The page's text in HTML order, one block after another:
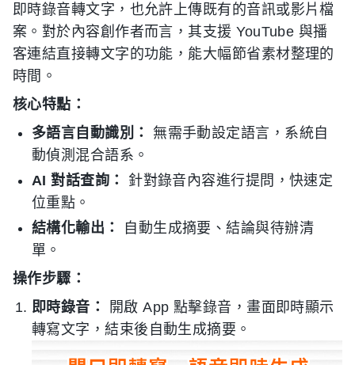
即時錄音轉文字，也允許上傳既有的音訊或影片檔
案。對於內容創作者而言，其支援 YouTube 與播
客連結直接轉文字的功能，能大幅節省素材整理的
時間。
核心特點：
多語言自動識別：
無需手動設定語言，系統自
動偵測混合語系。
AI 對話查詢：
針對錄音內容進行提問，快速定
位重點。
結構化輸出：
自動生成摘要、結論與待辦清
單。
操作步驟：
即時錄音：
開啟 App 點擊錄音，畫面即時顯示
轉寫文字，結束後自動生成摘要。